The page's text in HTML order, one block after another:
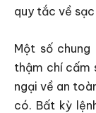
quy tắc về
Một số
thậm chí cấm
ngại về an
có. Bất kỳ